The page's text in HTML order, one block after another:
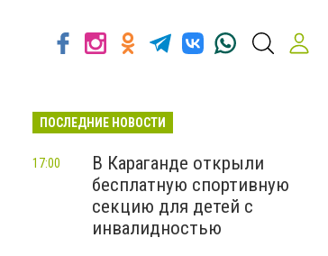
ПОСЛЕДНИЕ НОВОСТИ
В Караганде открыли
бесплатную спортивную
секцию для детей с
инвалидностью
17:00